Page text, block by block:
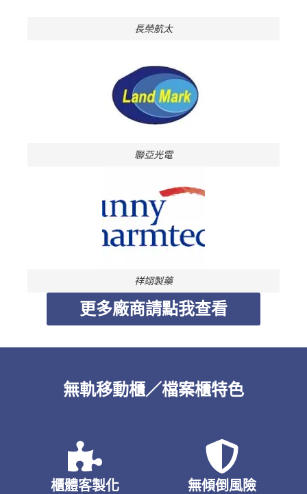
長榮航太
聯亞光電
祥翊製藥
更多廠商請點我查看
無軌移動櫃／檔案櫃特色
櫃體客製化 無傾倒風險